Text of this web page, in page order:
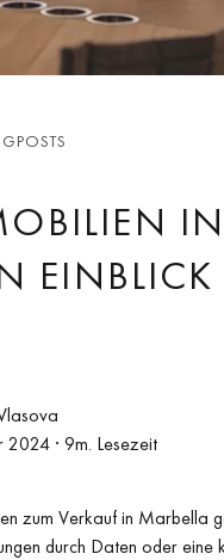
2024 · 9m. Lesezeit
zum Verkauf in Marbella
durch Daten oder eine